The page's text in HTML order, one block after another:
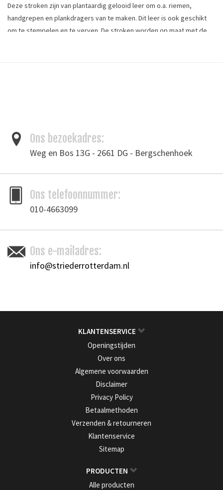
Deze stroken zijn van plantaardig gelooid leer om o.a. riemen,
handgrepen en plankdragers van te maken. Dit leer is ook geschikt
om te stempelen en te verven. De stroken worden op maat met de
Toevoegen om te vergelijken
Ons bezoekadres:
Weg en Bos 13G - 2661 DG - Bergschenhoek
Ons telefoonnummer:
010-4663099
Ons e-mailadres:
info@striederrotterdam.nl
KLANTENSERVICE
Openingstijden
Over ons
Algemene voorwaarden
Disclaimer
Privacy Policy
Betaalmethoden
Verzenden & retourneren
Klantenservice
Sitemap
PRODUCTEN
Alle producten